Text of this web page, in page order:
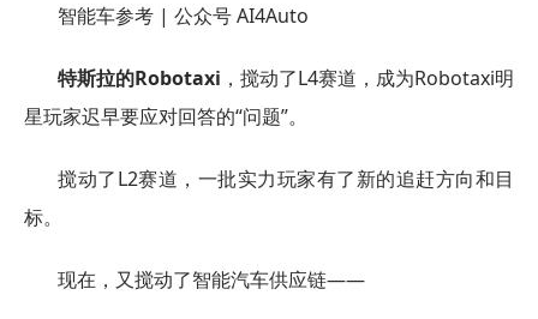
智能车参考 | 公众号 AI4Auto
特斯拉的Robotaxi ，搅动了L4赛道，成为Robotaxi明
星玩家迟早要应对回答的“问题”。
搅动了L2赛道，一批实力玩家有了新的追赶方向和目
标。
现在，又搅动了智能汽车供应链——